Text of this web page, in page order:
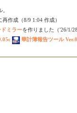
作成（8/9 1:04 作成）
ドミラーを作りました（'26/1/28
華計簿報告ツール